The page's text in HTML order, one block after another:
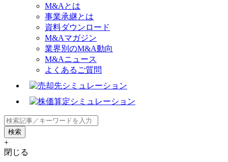
M&Aとは
事業承継とは
資料ダウンロード
M&Aマガジン
業界別のM&A動向
M&Aニュース
よくあるご質問
+
閉じる